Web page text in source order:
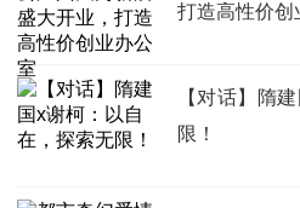
打造高性价创
【对话】隋
限！